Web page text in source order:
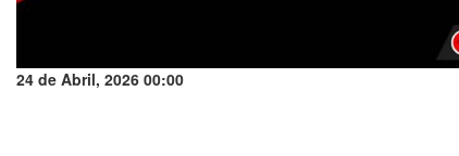
24 de Abril, 2026 00:00